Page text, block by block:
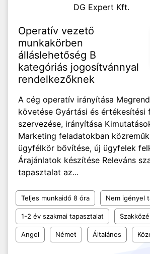
DG Expert Kft.
Operatív vezető
munkakörben
álláslehetőség B
kategóriás jogosítvánnyal
rendelkezőknek
A cég operatív irányítása
követése Gyártási és értékesítési
szervezése, irányítása
Marketing feladatokban
ügyfélkör bővítése, új ügyfelek
Árajánlatok készítése Releváns
tapasztalat az...
Teljes munkaidő 8 óra Nem igényel
1-2 év szakmai tapasztalat
Angol Német Általános